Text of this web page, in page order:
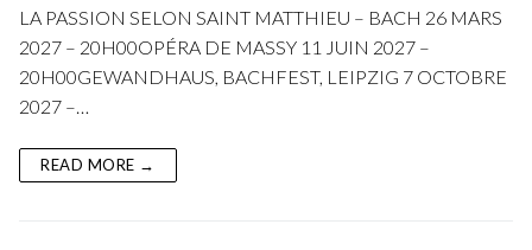
LA PASSION SELON SAINT MATTHIEU – BACH 26 MARS
2027 – 20H00OPÉRA DE MASSY 11 JUIN 2027 –
20H00GEWANDHAUS, BACHFEST, LEIPZIG 7 OCTOBRE
2027 –…
READ MORE →